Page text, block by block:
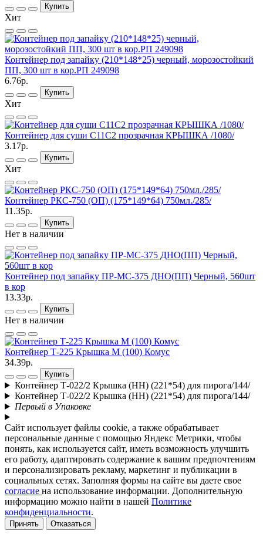
Купить
Хит
Контейнер под запайку (210*148*25) черный, морозостойкий
ПП, 300 шт в кор.РП 249098
6.76р.
Купить
Хит
Контейнер для суши С11С2 прозрачная КРЫШКА /1080/
3.17р.
Купить
Хит
Контейнер РКС-750 (ОП) (175*149*64) 750мл./285/
11.35р.
Купить
Нет в наличии
Контейнер под запайку ПР-МС-375 ДНО(ПП) Черный, 560шт
в кор
13.33р.
Купить
Нет в наличии
Контейнер Т-225 Крышка М (100) Комус
34.39р.
Купить
Контейнер Т-022/2 Крышка (НН) (221*54) для пирога/144/
Контейнер Т-022/2 Крышка (НН) (221*54) для пирога/144/
Первый в Упаковке
Сайт использует файлы cookie, а также обрабатывает
персональные данные с помощью Яндекс Метрики, чтобы
понять, как используется сайт, иметь возможность улучшить
его работу, адаптировать содержание к вашим предпочтениям
и персонализировать рекламу, маркетинг и публикации в
социальных сетях. Заполняя формы на сайте вы даете свое
согласие на использование информации. Дополнительную
информацию можно найти в нашей Политике
конфиденциальности.
Принять Отказаться